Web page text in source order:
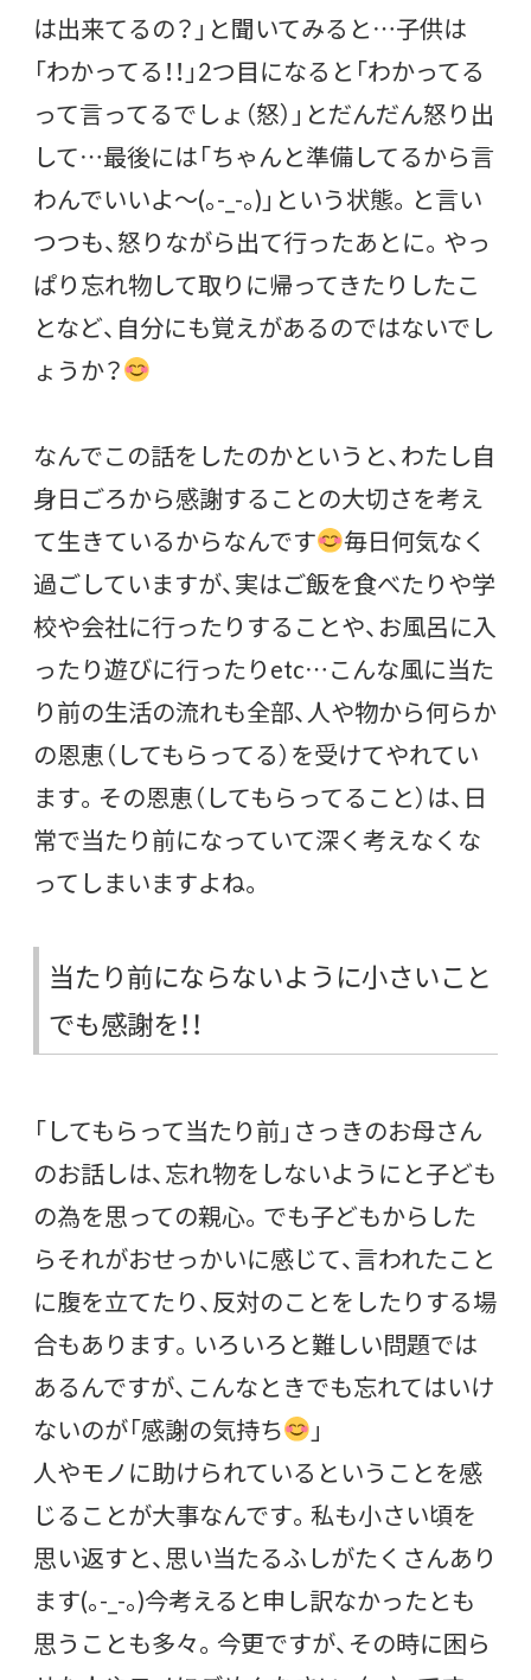
は出来てるの？」と聞いてみると…子供は
「わかってる！！」2つ目になると「わかってる
って言ってるでしょ（怒）」とだんだん怒り出
して…最後には「ちゃんと準備してるから言
わんでいいよ～(｡-_-｡)」という状態。と言い
つつも、怒りながら出て行ったあとに。やっ
ぱり忘れ物して取りに帰ってきたりしたこ
となど、自分にも覚えがあるのではないでし
ょうか？
なんでこの話をしたのかというと、わたし自
身日ごろから感謝することの大切さを考え
て生きているからなんです
毎日何気なく
過ごしていますが、実はご飯を食べたりや学
校や会社に行ったりすることや、お風呂に入
ったり遊びに行ったりetc…こんな風に当た
り前の生活の流れも全部、人や物から何らか
の恩恵（してもらってる）を受けてやれてい
ます。その恩恵（してもらってること）は、日
常で当たり前になっていて深く考えなくな
ってしまいますよね。
当たり前にならないように小さいこと
でも感謝を！！
「してもらって当たり前」さっきのお母さん
のお話しは、忘れ物をしないようにと子ども
の為を思っての親心。でも子どもからした
らそれがおせっかいに感じて、言われたこと
に腹を立てたり、反対のことをしたりする場
合もあります。いろいろと難しい問題では
あるんですが、こんなときでも忘れてはいけ
ないのが「感謝の気持ち
」
人やモノに助けられているということを感
じることが大事なんです。私も小さい頃を
思い返すと、思い当たるふしがたくさんあり
ます(｡-_-｡)今考えると申し訳なかったとも
思うことも多々。今更ですが、その時に困ら